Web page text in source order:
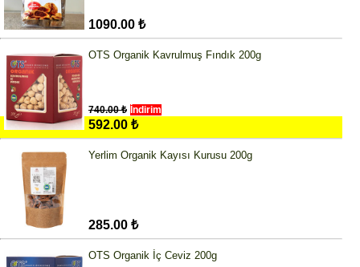
1090.00 ₺
OTS Organik Kavrulmuş Fındık 200g
740.00 ₺ İndirim
592.00 ₺
Yerlim Organik Kayısı Kurusu 200g
285.00 ₺
OTS Organik İç Ceviz 200g